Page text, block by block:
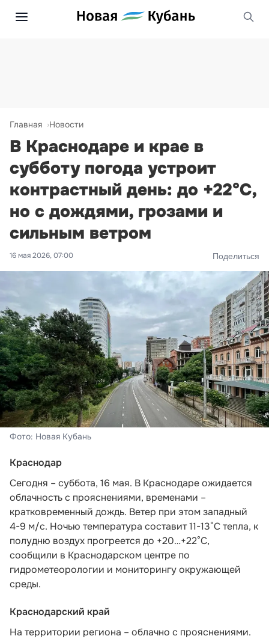
Главная Новости
В Краснодаре и крае в
субботу погода устроит
контрастный день: до +22°С,
но с дождями, грозами и
сильным ветром
16 мая 2026, 07:00 Поделиться
Фото: Новая Кубань
Краснодар
Сегодня – суббота, 16 мая. В Краснодаре ожидается
облачность с прояснениями, временами –
кратковременный дождь. Ветер при этом западный
4-9 м/с. Ночью температура составит 11-13°С тепла, к
полудню воздух прогреется до +20…+22°С,
сообщили в Краснодарском центре по
гидрометеорологии и мониторингу окружающей
среды.
Краснодарский край
На территории региона – облачно с прояснениями.